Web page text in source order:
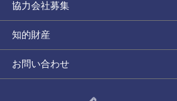
協力会社募集
知的財産
お問い合わせ